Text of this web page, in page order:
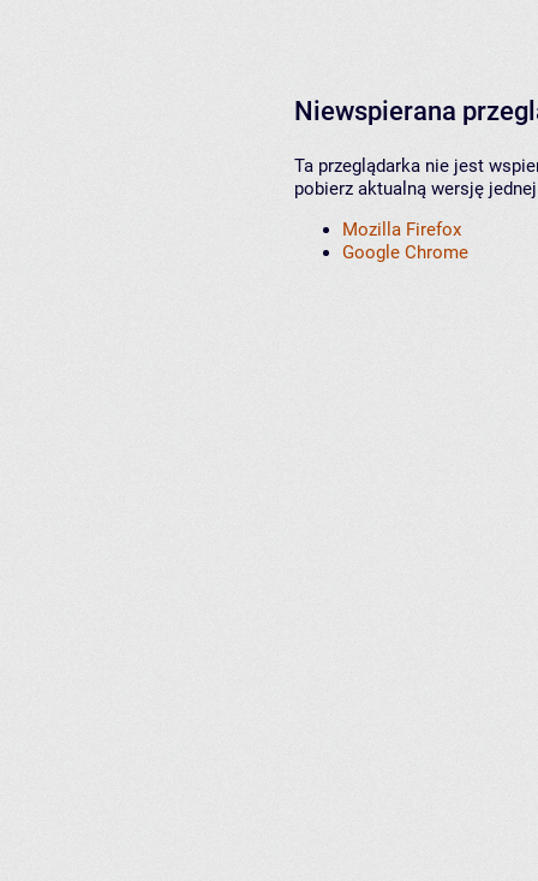
Niewspierana
Ta przeglądarka nie jest
pobierz aktualną wersję
Mozilla Firefox
Google Chrome